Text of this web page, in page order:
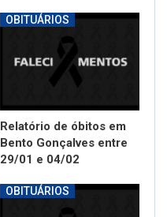
OBITUÁRIOS
Relatório de óbitos em
Bento Gonçalves entre
29/01 e 04/02
OBITUÁRIOS